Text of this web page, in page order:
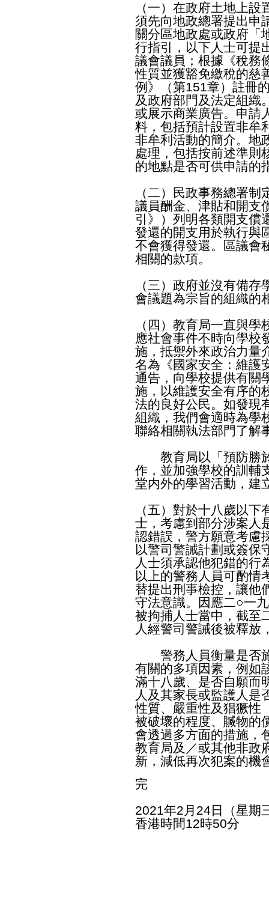
（一）在政府土地上
須先向地政總署提出申
關分區地政處或政府「
行指引，以下人士可提
議會議員；根據《稅務
性質並獲豁免繳稅的慈
例》（第151章）註冊
及政府部門及法定組織
或展示商業廣告。申請
料，包括預計設置非牟
非牟利活動的簡介。地
處理，包括按前述準則
的地點是否可供申請的
（二）民政事務總署
議員酬金、津貼和開支
引》）列明各類開支償
發還的開支用於執行與
不會獲得發還。區議會
相關的款項。
（三）政府並沒有備
會議題為宗旨的組織的
（四）教育局一直與
應社會事件不時向學校
施，抵禦外來政治力量
名為《國家安全：維護
通告，向學校提供有關
施，以維護安全有序的
法的良好公民。如發現
組織，我們會適時為學
聯絡相關執法部門了解
教育局以「預防勝於
作，並加強學校的訓輔
堂内外的學習活動，建
（五）對於十八歲以
士，考慮到部分涉案人
認錯誤，警方願意考慮
以警司警誡計劃或簽保
人士須承認他犯錯的行
以上的警務人員可酌情
替提出刑事檢控，讓他
守法意識。因應二○一
被拘捕人士當中，截至
人經警司警誡後被釋放
警務人員衡量是否施
有關的多項因素，例如
滿十八歲、是否自願而
人及其家長或監護人是
性質、嚴重性及猖獗性
被破壞的程度、贓物的
會透過多方面的措施，
教育局及／或其他非政
新，減低再次犯案的機
完
2021年2月24日（星期
香港時間12時50分